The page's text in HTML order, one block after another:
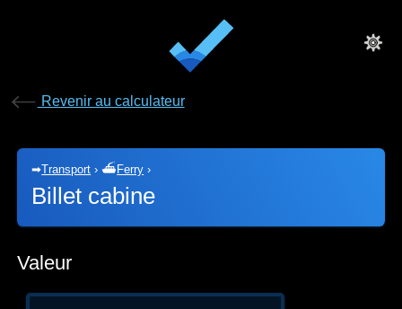
Revenir au calculateur
➡Transport ›⛴ Ferry ›
Billet cabine
Valeur